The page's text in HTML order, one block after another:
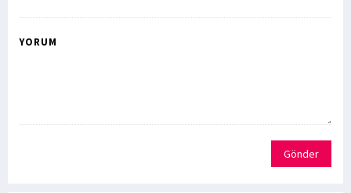
YORUM
Gönder